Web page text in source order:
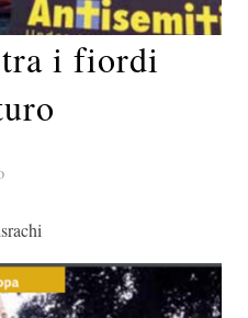
i fiordi